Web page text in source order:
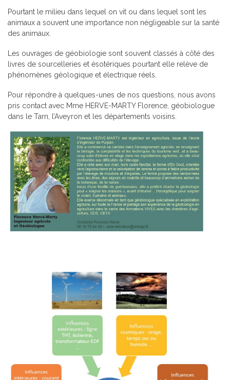
Pourtant le milieu dans lequel on vit ou dans lequel sont les
animaux a souvent une importance non négligeable sur la santé
des animaux.
Les ouvrages de géobiologie sont souvent classés à côté des
livres de sourcelleries et ésotériques pourtant elle relève de
phénomènes géologique et électrique réels.
Pour répondre à quelques-unes de nos questions, nous avons
pris contact avec Mme HERVE-MARTY Florence, géobiologue
dans le Tarn, l’Aveyron et les départements voisins.